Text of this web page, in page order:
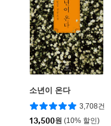
소년이 온다
3,708건
13,500원 (10% 할인)